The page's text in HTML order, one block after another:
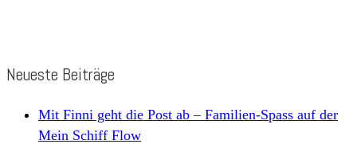
Neueste Beiträge
Mit Finni geht die Post ab – Familien-Spass auf der
Mein Schiff Flow